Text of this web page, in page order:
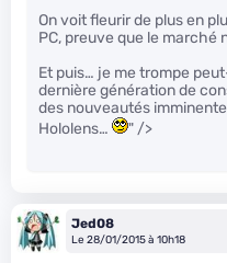
On voit fleurir de plus en
PC, preuve que le marché
Et puis… je me trompe
dernière génération de
des nouveautés
Hololens…
" />
Jed08
Le 28/01/2015 à 10h18